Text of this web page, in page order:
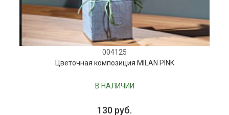
004125
Цветочная композиция MILAN PINK
В НАЛИЧИИ
130 руб.